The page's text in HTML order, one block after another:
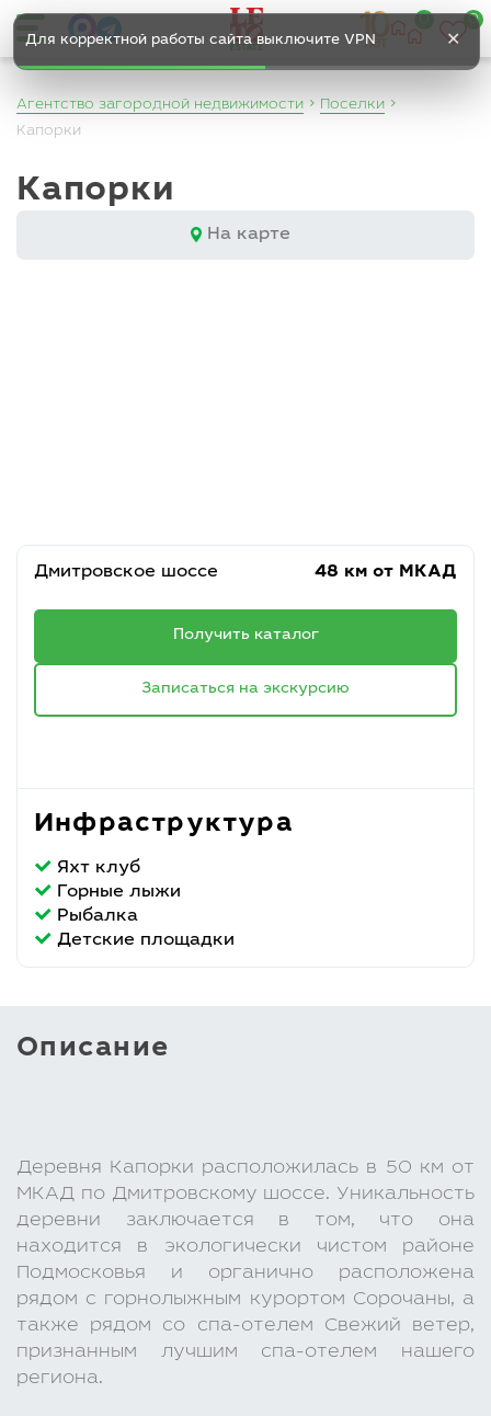
Для корректной работы сайта выключите VPN ✕
0
Агентство загородной недвижимости
Поселки
Капорки
Капорки
На карте
Дмитровское шоссе 48 км от МКАД
Получить каталог
Записаться на экскурсию
Инфраструктура
Яхт клуб
Горные лыжи
Рыбалка
Детские площадки
Описание
Деревня Капорки расположилась в 50 км от
МКАД по Дмитровскому шоссе. Уникальность
деревни заключается в том, что она
находится в экологически чистом районе
Подмосковья и органично расположена
рядом с горнолыжным курортом Сорочаны, а
также рядом со спа-отелем Свежий ветер,
признанным лучшим спа-отелем нашего
региона.